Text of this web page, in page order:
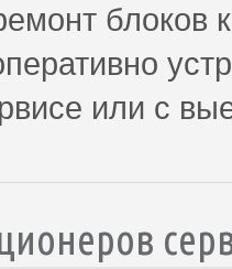
блоков
или с